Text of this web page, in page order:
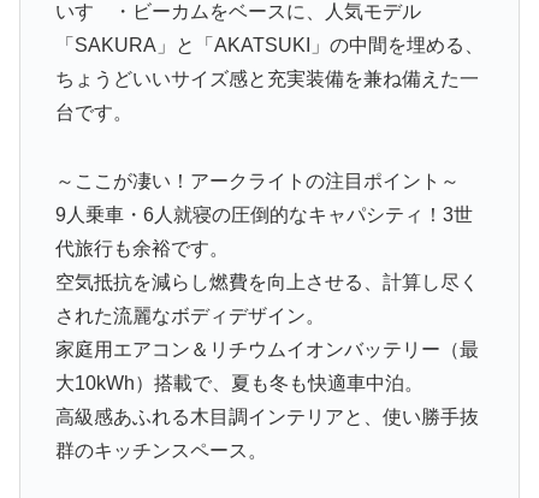
いすゞ・ビーカムをベースに、人気モデル
「SAKURA」と「AKATSUKI」の中間を埋める、
ちょうどいいサイズ感と充実装備を兼ね備えた一
台です。
～ここが凄い！アークライトの注目ポイント～
9人乗車・6人就寝の圧倒的なキャパシティ！3世
代旅行も余裕です。
空気抵抗を減らし燃費を向上させる、計算し尽く
された流麗なボディデザイン。
家庭用エアコン＆リチウムイオンバッテリー（最
大10kWh）搭載で、夏も冬も快適車中泊。
高級感あふれる木目調インテリアと、使い勝手抜
群のキッチンスペース。